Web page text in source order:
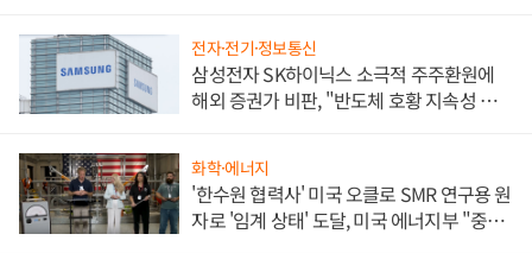
전자·전기·정보통신
삼성전자 SK하이닉스 소극적 주주환원에
해외 증권가 비판, "반도체 호황 지속성 의
화학·에너지
'한수원 협력사' 미국 오클로 SMR 연구용 원
자로 '임계 상태' 도달, 미국 에너지부 "중요